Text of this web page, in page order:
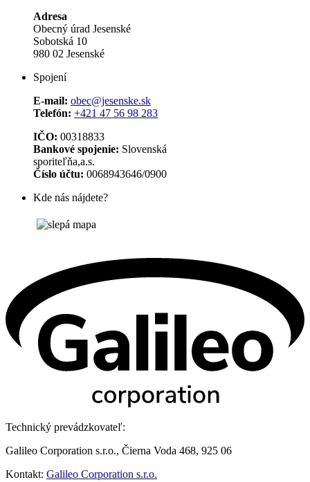
Adresa
Obecný úrad Jesenské
Sobotská 10
980 02 Jesenské
Spojení
E-mail: obec@jesenske.sk
Telefón: +421 47 56 98 283
IČO: 00318833
Bankové spojenie: Slovenská
sporiteľňa,a.s.
Číslo účtu: 0068943646/0900
Kde nás nájdete?
Technický prevádzkovateľ:
Galileo Corporation s.r.o., Čierna Voda 468, 925 06
Kontakt: Galileo Corporation s.r.o.